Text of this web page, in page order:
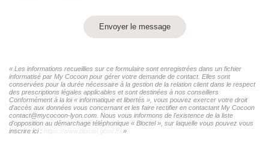
Envoyer le message
« Les informations recueillies sur ce formulaire sont enregistrées dans un fichier
informatisé par My Cocoon pour gérer votre demande de contact. Elles sont
conservées pour la durée nécessaire à la gestion de la relation client dans le respect
des prescriptions légales applicables et sont destinées à nos conseillers
Conformément à la loi « informatique et libertés », vous pouvez exercer votre droit
d'accès aux données vous concernant et les faire rectifier en contactant My Cocoon
contact@mycocoon-lyon.com. Nous vous informons de l'existence de la liste
d'opposition au démarchage téléphonique « Bloctel », sur laquelle vous pouvez vous
inscrire ici : https://www.bloctel.gouv.fr/ »